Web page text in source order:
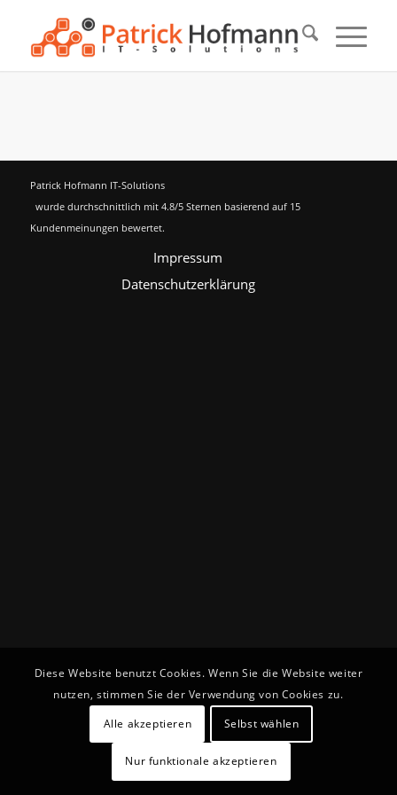
Patrick Hofmann IT-Solutions
wurde durchschnittlich mit 4.8/5 Sternen basierend auf 15
Kundenmeinungen bewertet.
Impressum
Datenschutzerklärung
Diese Website benutzt Cookies. Wenn Sie die Website weiter
nutzen, stimmen Sie der Verwendung von Cookies zu.
Alle akzeptieren
Selbst wählen
Nur funktionale akzeptieren